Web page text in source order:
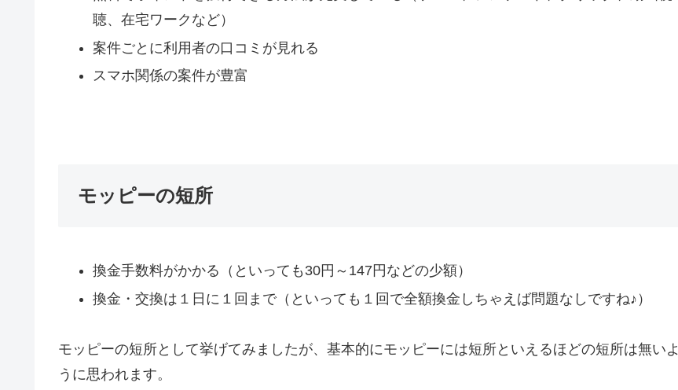
聴、在宅ワークなど）
案件ごとに利用者の口コミが見れる
スマホ関係の案件が豊富
モッピーの短所
換金手数料がかかる（といっても30円～147円などの少額）
換金・交換は１日に１回まで（といっても１回で全額換金しちゃえば問題なしですね♪）
モッピーの短所として挙げてみましたが、基本的にモッピーには短所といえるほどの短所は無いよ
うに思われます。